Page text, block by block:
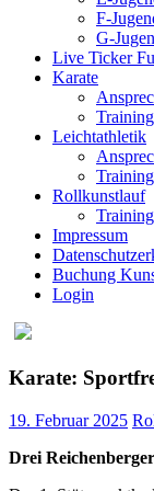
F-
G-
Live Ticker
Karate
Leichtathletik
Rollkunstlauf
Impressum
Buchung
Login
Karate:
19. Februar 2025
Drei